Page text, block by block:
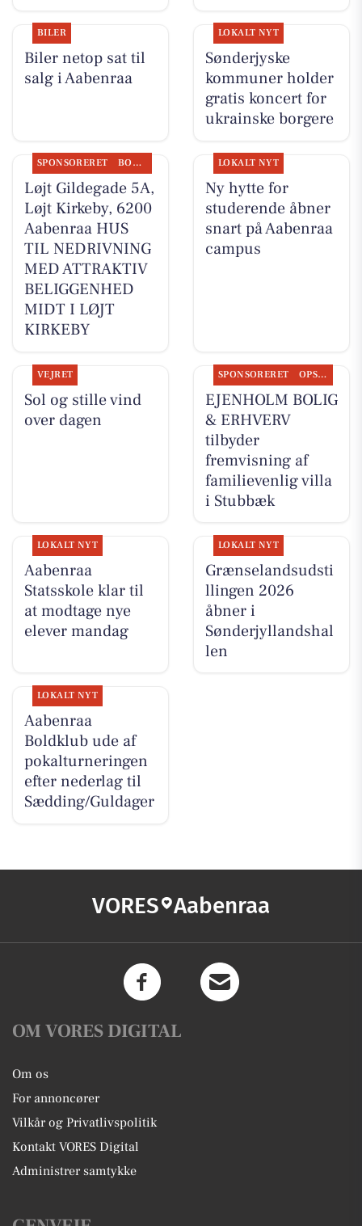
BILER
Biler netop sat til
salg i Aabenraa
LOKALT NYT
Sønderjyske
kommuner holder
gratis koncert for
ukrainske borgere
SPONSORERET BOLIGMARKED
Løjt Gildegade 5A,
Løjt Kirkeby, 6200
Aabenraa HUS
TIL NEDRIVNING
MED ATTRAKTIV
BELIGGENHED
MIDT I LØJT
KIRKEBY
LOKALT NYT
Ny hytte for
studerende åbner
snart på Aabenraa
campus
VEJRET
Sol og stille vind
over dagen
SPONSORERET OPSLAGSTAVLEN
EJENHOLM BOLIG
& ERHVERV
tilbyder
fremvisning af
familievenlig villa
i Stubbæk
LOKALT NYT
Aabenraa
Statsskole klar til
at modtage nye
elever mandag
LOKALT NYT
Grænselandsudsti
llingen 2026
åbner i
Sønderjyllandshal
len
LOKALT NYT
Aabenraa
Boldklub ude af
pokalturneringen
efter nederlag til
Sædding/Guldager
VORES Aabenraa
OM VORES DIGITAL
Om os
For annoncører
Vilkår og Privatlivspolitik
Kontakt VORES Digital
Administrer samtykke